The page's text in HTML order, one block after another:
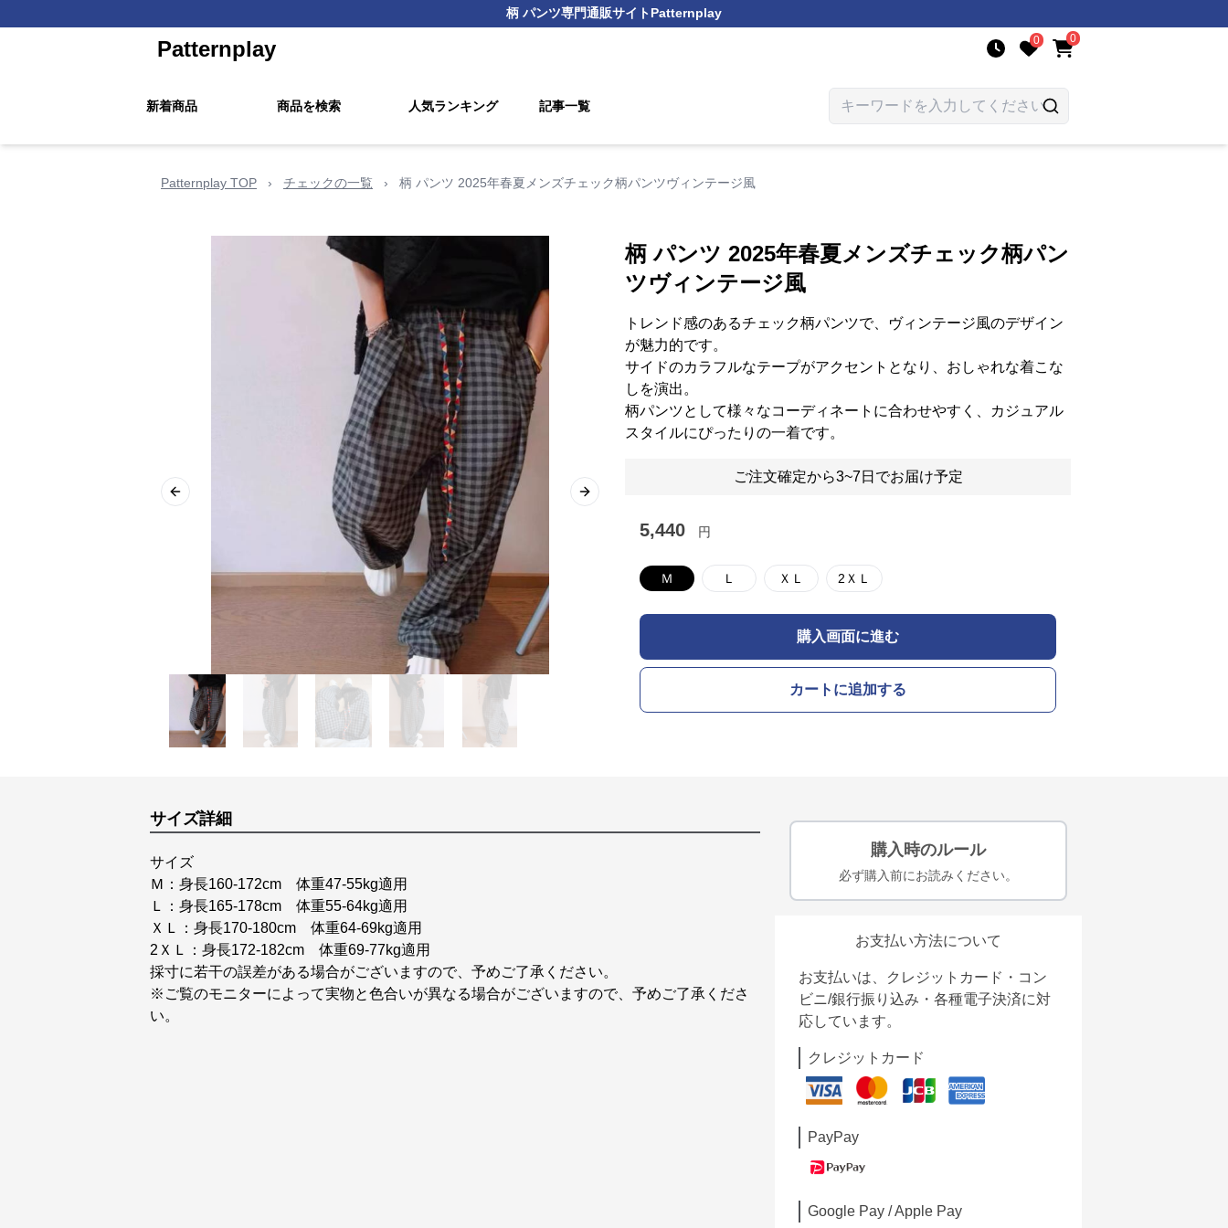
柄 パンツ専門通販サイトPatternplay
Patternplay 0 0
新着商品 商品を検索 人気ランキング 記事一覧
Patternplay TOP › チェックの一覧 › 柄 パンツ 2025年春夏メンズチェック柄パンツヴィンテージ風
Previous slide Next slide
柄 パンツ 2025年春夏メンズチェック柄パン
ツヴィンテージ風
トレンド感のあるチェック柄パンツで、ヴィンテージ風のデザイン
が魅力的です。
サイドのカラフルなテープがアクセントとなり、おしゃれな着こな
しを演出。
柄パンツとして様々なコーディネートに合わせやすく、カジュアル
スタイルにぴったりの一着です。
ご注文確定から3~7日でお届け予定
5,440 円
Ｍ Ｌ ＸＬ 2ＸＬ
購入画面に進む
カートに追加する
サイズ詳細
サイズ
Ｍ：身長160-172cm 体重47-55kg適用
Ｌ：身長165-178cm 体重55-64kg適用
ＸＬ：身長170-180cm 体重64-69kg適用
2ＸＬ：身長172-182cm 体重69-77kg適用
採寸に若干の誤差がある場合がございますので、予めご了承ください。
※ご覧のモニターによって実物と色合いが異なる場合がございますので、予めご了承くださ
い。
購入時のルール
必ず購入前にお読みください。
お支払い方法について
お支払いは、クレジットカード・コン
ビニ/銀行振り込み・各種電子決済に対
応しています。
クレジットカード
PayPay
Google Pay / Apple Pay